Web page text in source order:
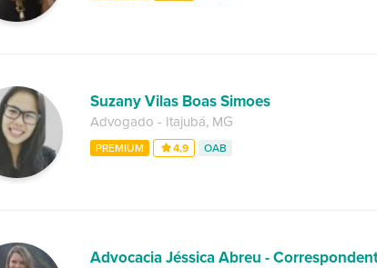
Suzany Vilas Boas Simoes
Advogado - Itajubá, MG
PREMIUM 4,9 OAB
Advocacia Jéssica Abreu -